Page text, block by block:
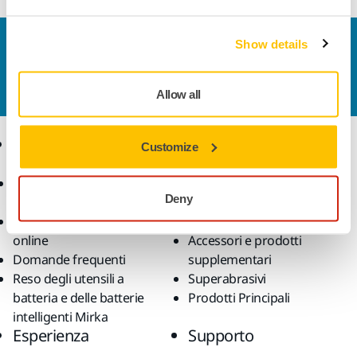
Show details
Allow all
Customize
Deny
Vuoi saperne di più?Contattacie il nostro team di
esperti risponderà al più presto alle tue domande.
Termini e condizioni
Reso articoli acquistati
online
Domande frequenti
Reso degli utensili a
batteria e delle batterie
intelligenti Mirka
Prodotti
Utensili
Levigatura senza polvere
Abrasivi e lucidanti
Accessori e prodotti
supplementari
Superabrasivi
Prodotti Principali
Esperienza Supporto